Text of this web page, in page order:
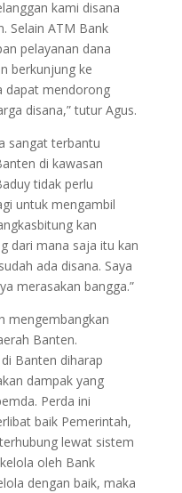
kami disana
Selain ATM Bank
pelayanan dana
berkunjung ke
dapat mendorong
disana,” tutur Agus.
sangat terbantu
di kawasan
tidak perlu
untuk mengambil
kan
dari mana saja itu kan
ada disana. Saya
merasakan bangga.”
mengembangkan
Banten.
Banten diharap
dampak yang
Perda ini
baik Pemerintah,
lewat sistem
oleh Bank
dengan baik, maka